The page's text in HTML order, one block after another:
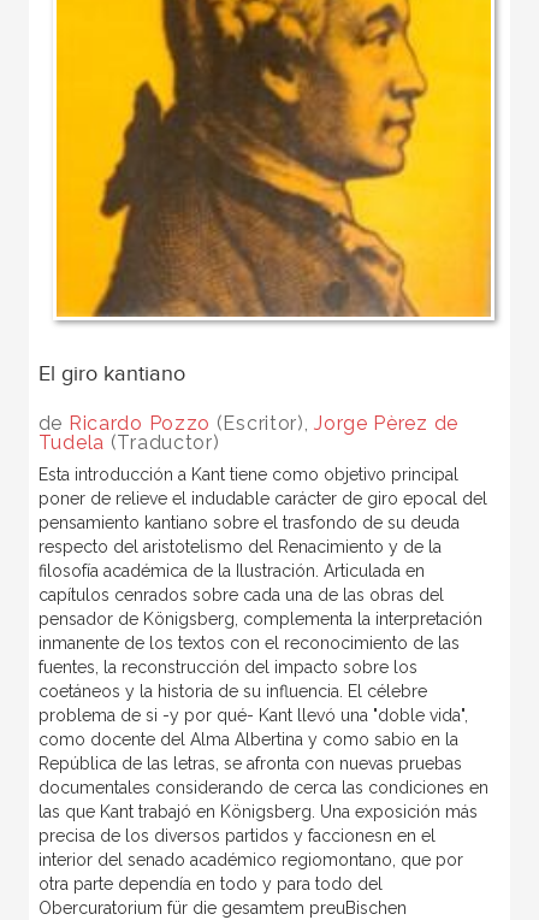
El giro kantiano
de Ricardo Pozzo (Escritor),Jorge Pèrez de
Tudela (Traductor)
Esta introducción a Kant tiene como objetivo principal
poner de relieve el indudable carácter de giro epocal del
pensamiento kantiano sobre el trasfondo de su deuda
respecto del aristotelismo del Renacimiento y de la
filosofía académica de la Ilustración. Articulada en
capítulos cenrados sobre cada una de las obras del
pensador de Königsberg, complementa la interpretación
inmanente de los textos con el reconocimiento de las
fuentes, la reconstrucción del impacto sobre los
coetáneos y la historia de su influencia. El célebre
problema de si -y por qué- Kant llevó una "doble vida",
como docente del Alma Albertina y como sabio en la
República de las letras, se afronta con nuevas pruebas
documentales considerando de cerca las condiciones en
las que Kant trabajó en Königsberg. Una exposición más
precisa de los diversos partidos y faccionesn en el
interior del senado académico regiomontano, que por
otra parte dependía en todo y para todo del
Obercuratorium für die gesamtem preuBischen